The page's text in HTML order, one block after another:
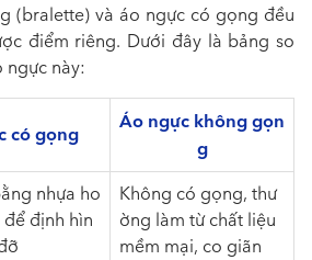
(bralette) và áo ngực có gọng đều
điểm riêng. Dưới đây là bảng so
ngực này:
có gọng
Áo ngực không gọn
g
nhựa ho
định hìn
Không có gọng, thư
ờng làm từ chất liệu
mềm mại, co giãn